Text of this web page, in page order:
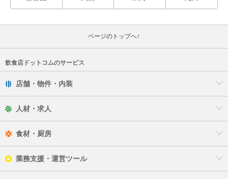
ページのトップへ↑
飲食店ドットコムのサービス
店舗・物件・内装
人材・求人
食材・厨房
業務支援・運営ツール